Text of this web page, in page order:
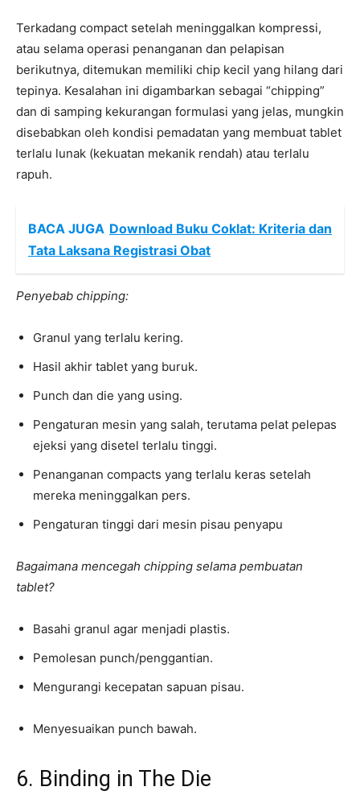
Terkadang compact setelah meninggalkan kompressi,
atau selama operasi penanganan dan pelapisan
berikutnya, ditemukan memiliki chip kecil yang hilang dari
tepinya. Kesalahan ini digambarkan sebagai “chipping”
dan di samping kekurangan formulasi yang jelas, mungkin
disebabkan oleh kondisi pemadatan yang membuat tablet
terlalu lunak (kekuatan mekanik rendah) atau terlalu
rapuh.
BACA JUGA Download Buku Coklat: Kriteria dan
Tata Laksana Registrasi Obat
Penyebab chipping:
Granul yang terlalu kering.
Hasil akhir tablet yang buruk.
Punch dan die yang using.
Pengaturan mesin yang salah, terutama pelat pelepas
ejeksi yang disetel terlalu tinggi.
Penanganan compacts yang terlalu keras setelah
mereka meninggalkan pers.
Pengaturan tinggi dari mesin pisau penyapu
Bagaimana mencegah chipping selama pembuatan
tablet?
Basahi granul agar menjadi plastis.
Pemolesan punch/penggantian.
Mengurangi kecepatan sapuan pisau.
Menyesuaikan punch bawah.
6. Binding in The Die